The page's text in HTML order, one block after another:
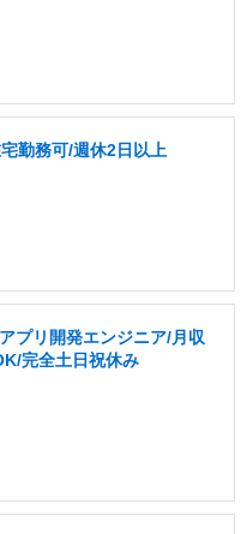
勤務可/週休2日以上
プリ開発エンジニア/月収
完全土日祝休み